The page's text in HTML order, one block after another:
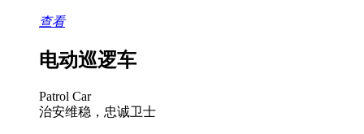
查看
电动巡逻车
Patrol Car
治安维稳，忠诚卫士